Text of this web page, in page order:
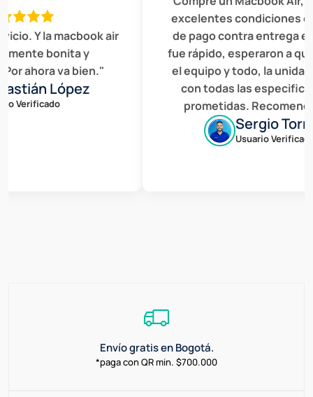
Y la macbook air
bonita y
ahora va bien."
López
Verificado
excelentes condiciones el
de pago contra entrega en
fue rápido, esperaron a que
el equipo y todo, la unidad
con todas las
prometidas.
Sergio Torres
Usuario Verificado
Envío gratis en Bogotá.
*paga con QR min. $700.000